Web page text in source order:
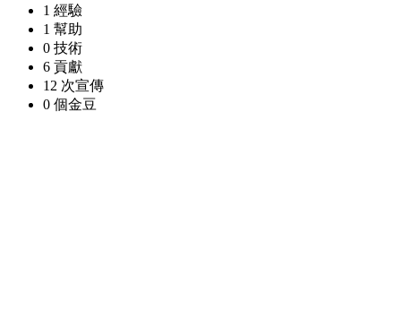
1 經驗
1 幫助
0 技術
6 貢獻
12 次宣傳
0 個金豆